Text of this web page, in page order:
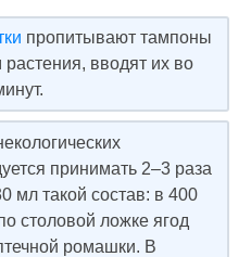
пропитывают тампоны
вводят их во
принимать 2–3 раза
мл такой состав: в 400
столовой ложке ягод
ромашки. В